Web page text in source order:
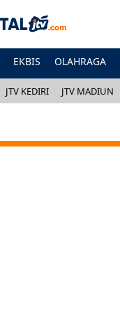
EKBIS OLAHRAGA
JTV KEDIRI JTV MADIUN